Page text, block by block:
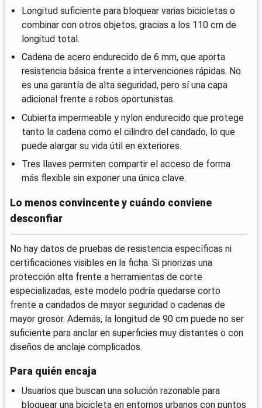
Longitud suficiente para bloquear varias bicicletas o
combinar con otros objetos, gracias a los 110 cm de
longitud total.
Cadena de acero endurecido de 6 mm, que aporta
resistencia básica frente a intervenciones rápidas. No
es una garantía de alta seguridad, pero sí una capa
adicional frente a robos oportunistas.
Cubierta impermeable y nylon endurecido que protege
tanto la cadena como el cilindro del candado, lo que
puede alargar su vida útil en exteriores.
Tres llaves permiten compartir el acceso de forma
más flexible sin exponer una única clave.
Lo menos convincente y cuándo conviene
desconfiar
No hay datos de pruebas de resistencia específicas ni
certificaciones visibles en la ficha. Si priorizas una
protección alta frente a herramientas de corte
especializadas, este modelo podría quedarse corto
frente a candados de mayor seguridad o cadenas de
mayor grosor. Además, la longitud de 90 cm puede no ser
suficiente para anclar en superficies muy distantes o con
diseños de anclaje complicados.
Para quién encaja
Usuarios que buscan una solución razonable para
bloquear una bicicleta en entornos urbanos con puntos